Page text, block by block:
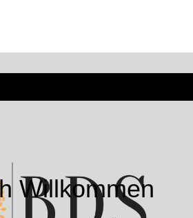
Willkommen